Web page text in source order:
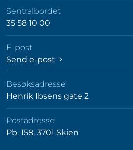
Sentralbordet
35 58 10 00
E-post
Send e-post
Besøksadresse
Henrik Ibsens gate 2
Postadresse
Pb. 158, 3701 Skien